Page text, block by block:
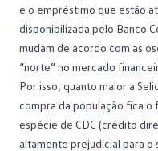
e o empréstimo que estão
disponibilizada pelo Banco
mudam de acordo com as
“norte” no mercado
Por isso, quanto maior a
compra da população fica o
espécie de CDC (crédito
altamente prejudicial para o